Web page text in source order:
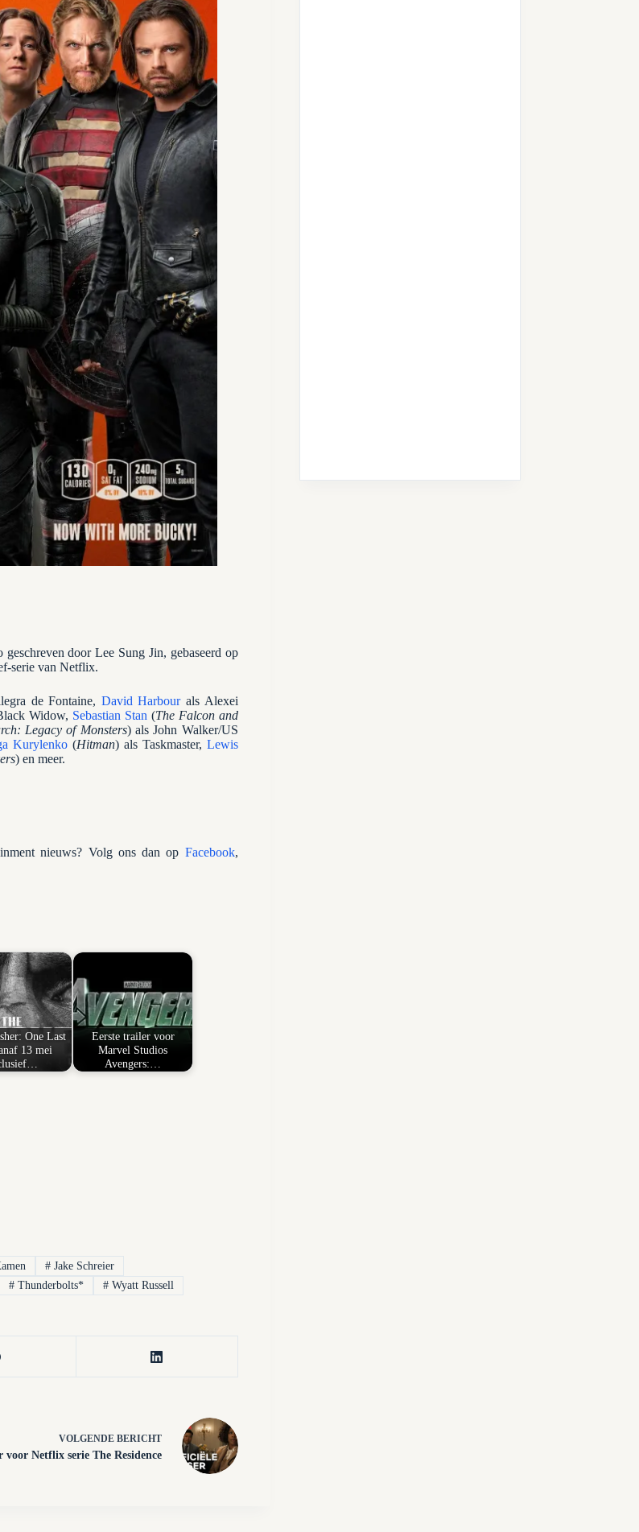
door Lee Sung Jin, gebaseerd op
serie van Netflix.
de Fontaine, David Harbourals Alexei
Widow, Sebastian Stan (The Falcon and
Legacy of Monsters) als John Walker/US
Kurylenko(Hitman) als Taskmaster, Lewis
) en meer.
nieuws? Volg ons dan op Facebook,
One Last
13 mei
Eerste trailer voor
Marvel Studios
Avengers:…
# Jake Schreier
# Thunderbolts* #Wyatt Russell
VOLGENDE BERICHT
voor Netflix serie The Residence